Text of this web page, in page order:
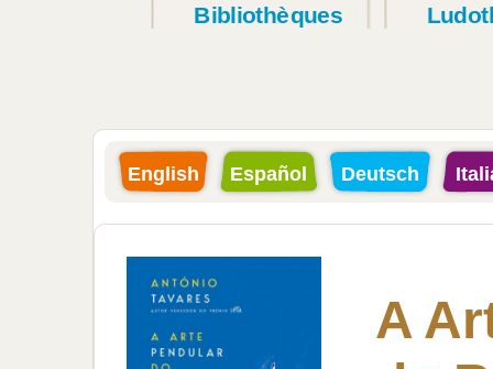
Bibliothèques
English Español Deutsch
A